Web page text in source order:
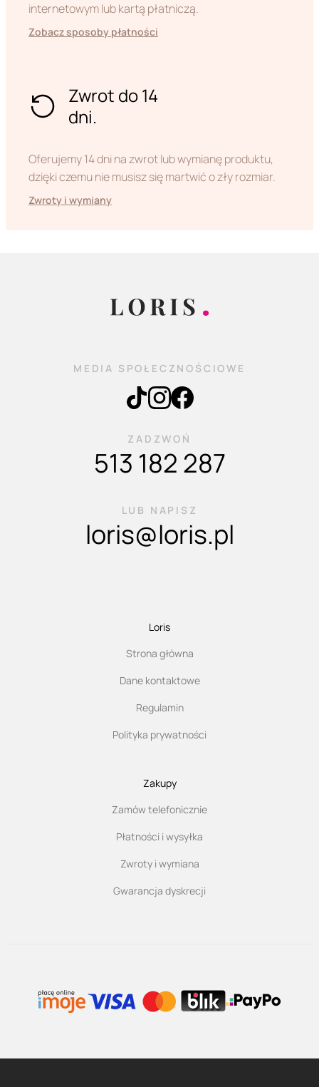
internetowym lub kartą płatniczą.
Zobacz sposoby płatności
Zwrot do 14
dni.
Oferujemy 14 dni na zwrot lub wymianę produktu,
dzięki czemu nie musisz się martwić o zły rozmiar.
Zwroty i wymiany
MEDIA SPOŁECZNOŚCIOWE
ZADZWOŃ
513 182 287
LUB NAPISZ
loris@loris.pl
Loris
Strona główna
Dane kontaktowe
Regulamin
Polityka prywatności
Zakupy
Zamów telefonicznie
Płatności i wysyłka
Zwroty i wymiana
Gwarancja dyskrecji